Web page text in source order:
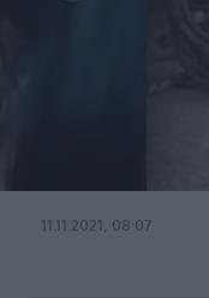
11.11.2021, 08:07